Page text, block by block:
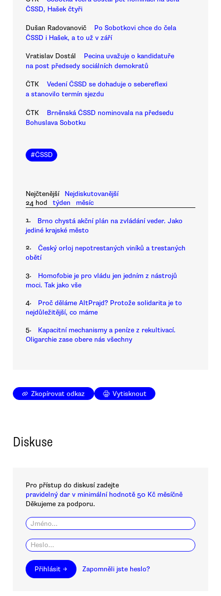
ČSSD, Hašek čtyři
Dušan Radovanovič
Po Sobotkovi chce do čela
ČSSD i Hašek, a to už v září
Vratislav Dostál
Pecina uvažuje o kandidatuře
na post předsedy sociálních demokratů
ČTK
Vedení ČSSD se dohaduje o sebereflexi
a stanovilo termín sjezdu
ČTK
Brněnská ČSSD nominovala na předsedu
Bohuslava Sobotku
#ČSSD
Nejčtenější
Nejdiskutovanější
24 hod
týden měsíc
1.
Brno chystá akční plán na zvládání veder. Jako
jediné krajské město
2.
Český orloj nepotrestaných viníků a trestaných
obětí
3.
Homofobie je pro vládu jen jedním z nástrojů
moci. Tak jako vše
4.
Proč děláme AltPrajd? Protože solidarita je to
nejdůležitější, co máme
5.
Kapacitní mechanismy a peníze z rekultivací.
Oligarchie zase obere nás všechny
Zkopírovat odkaz Vytisknout
Diskuse
Pro přístup do diskusí zadejte
pravidelný dar v minimální hodnotě 50 Kč měsíčně
Děkujeme za podporu.
Přihlásit → Zapomněli jste heslo?